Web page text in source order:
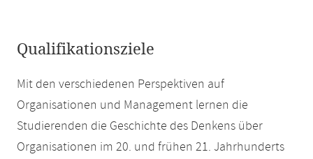
Qualifikationsziele
Mit den verschiedenen Perspektiven auf
Organisationen und Management lernen die
Studierenden die Geschichte des Denkens über
Organisationen im 20. und frühen 21. Jahrhunderts